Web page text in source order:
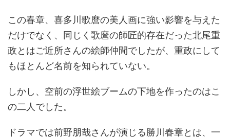
この春章、喜多川歌麿の美人画に強い影響を与えた
だけでなく、同じく歌麿の師匠的存在だった北尾重
政とはご近所さんの絵師仲間でしたが、重政にして
もほとんど名前を知られていない。
しかし、空前の浮世絵ブームの下地を作ったのはこ
の二人でした。
ドラマでは前野朋哉さんが演じる勝川春章とは、一